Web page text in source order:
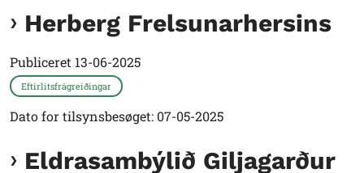
Herberg Frelsunarhersins
Publiceret 13-06-2025
Eftirlitsfrágreiðingar
Dato for tilsynsbesøget: 07-05-2025
Eldrasambýlið Giljagarður